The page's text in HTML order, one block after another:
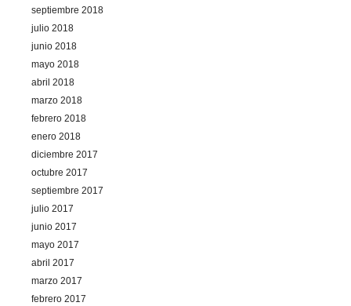
septiembre 2018
julio 2018
junio 2018
mayo 2018
abril 2018
marzo 2018
febrero 2018
enero 2018
diciembre 2017
octubre 2017
septiembre 2017
julio 2017
junio 2017
mayo 2017
abril 2017
marzo 2017
febrero 2017